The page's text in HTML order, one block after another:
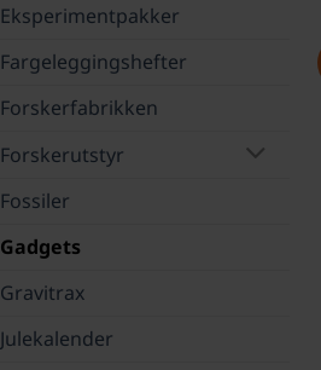
Eksperimentpakker
Fargeleggingshefter
Forskerfabrikken
Forskerutstyr
Fossiler
Gadgets
Gravitrax
Julekalender